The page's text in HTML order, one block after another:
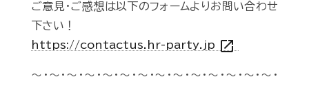
ご意見・ご感想は以下のフォームよりお問い合わせ
下さい！
https://contactus.hr-party.jp open_in_new
～・～・～・～・～・～・～・～・～・～・～・～・～・～・